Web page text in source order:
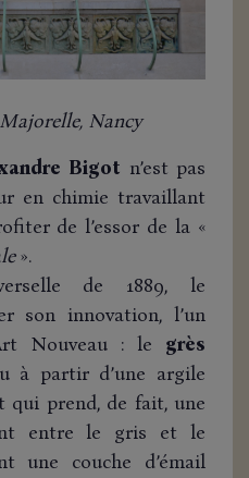
Nancy
Bigot n’est pas
en chimie travaillant
de l’essor de la «
».
de 1889, le
son innovation, l’un
Nouveau : le grès
à partir d’une argile
qui prend, de fait, une
entre le gris et le
une couche d’émail